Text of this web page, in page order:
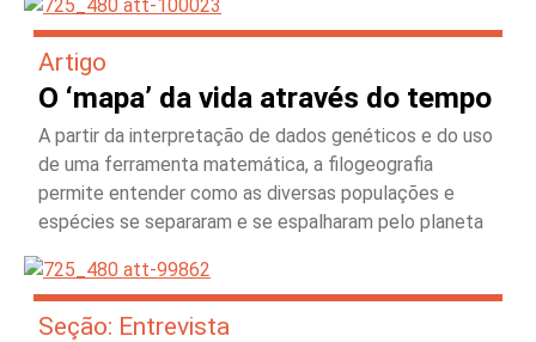
Artigo
O ‘mapa’ da vida através do tempo
A partir da interpretação de dados genéticos e do uso
de uma ferramenta matemática, a filogeografia
permite entender como as diversas populações e
espécies se separaram e se espalharam pelo planeta
Seção: Entrevista